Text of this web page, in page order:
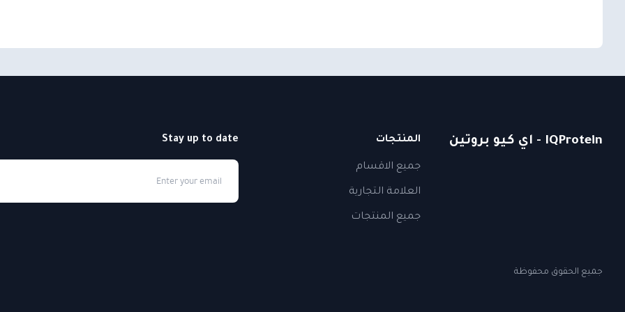
IQProtein - اي كيو بروتين المنتجات
جميع الاقسام
العلامة التجارية
جميع المنتجات
Stay up to date
جميع الحقوق محفوظة